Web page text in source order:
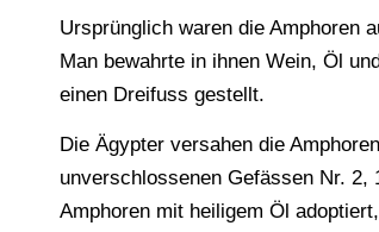
Ursprünglich waren die Amphoren
Man bewahrte in ihnen Wein, Öl
einen Dreifuss gestellt.
Die Ägypter versahen die
unverschlossenen Gefässen Nr. 2,
Amphoren mit heiligem Öl